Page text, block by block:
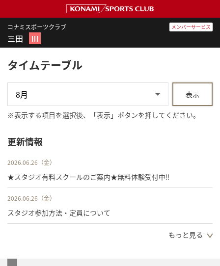
コナミスポーツクラブ
三田 Ⅲ
メンバーサービス
タイムテーブル
表示
※表示する項目を選択後、「表示」ボタンを押してください。
更新情報
2026.06.26（金）
★スタジオ有料スクールのご案内★無料体験受付中!!
2026.06.26（金）
スタジオ参加方法・定員について
もっと見る